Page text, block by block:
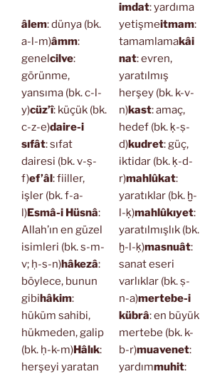
âlem: dünya (bk.
a-l-m)âmm:
genelcilve:
görünme,
yansıma (bk. c-l-
y)cüz’î: küçük (bk.
c-z-e)daire-i
sıfât: sıfat
dairesi (bk. v-ṣ-
f)ef’âl: fiiller,
işler (bk. f-a-
l)Esmâ-i Hüsnâ:
Allah’ın en güzel
isimleri (bk. s-m-
v; ḥ-s-n)hâkezâ:
böylece, bunun
gibihâkim:
hüküm sahibi,
hükmeden, galip
(bk. ḥ-k-m)Hâlık:
herşeyi yaratan
imdat: yardıma
yetişmeitmam:
tamamlamakâi
nat: evren,
yaratılmış
herşey (bk. k-v-
n)kast: amaç,
hedef (bk. ḳ-ṣ-
d)kudret: güç,
iktidar (bk. ḳ-d-
r)mahlûkat:
yaratıklar (bk. ḫ-
l-ḳ)mahlûkıyet:
yaratılmışlık (bk.
ḫ-l-ḳ)masnuât:
sanat eseri
varlıklar (bk. ṣ-
n-a)mertebe-i
kübrâ: en büyük
mertebe (bk. k-
b-r)muavenet:
yardımmuhit: